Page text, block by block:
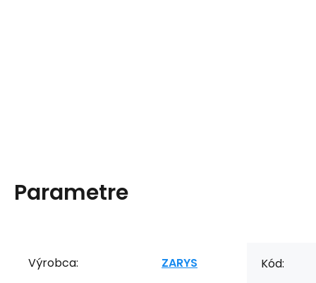
Parametre
Výrobca: ZARYS Kód: